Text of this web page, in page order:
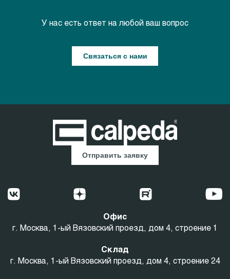
У нас есть ответ на любой ваш вопрос
Связаться с нами
Отправить заявку
Офис
г. Москва, 1-ый Вязовский проезд, дом 4, строение 1
Склад
г. Москва, 1-ый Вязовский проезд, дом 4, строение 24